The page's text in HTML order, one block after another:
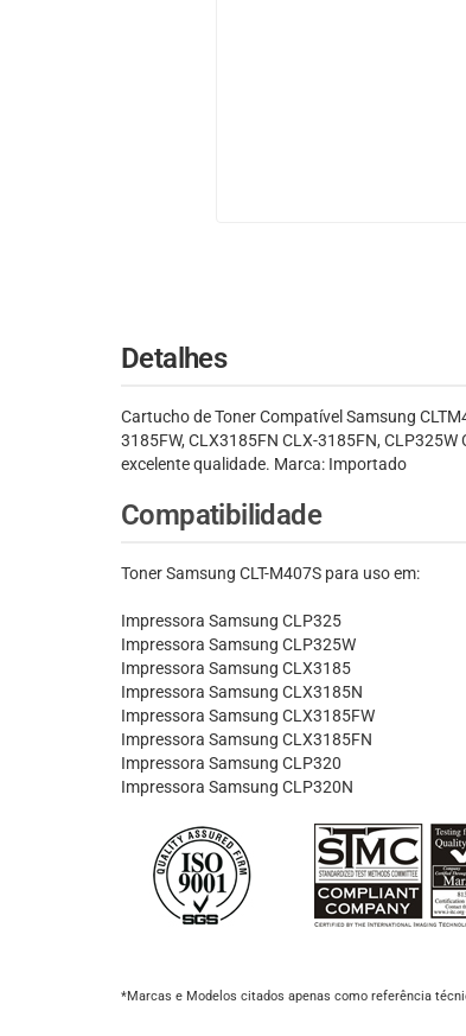
Detalhes
Cartucho de Toner Compatível Samsung
3185FW, CLX3185FN CLX-3185FN,
excelente qualidade. Marca: Importado
Compatibilidade
Toner Samsung CLT-M407S para uso em:
Impressora Samsung CLP325
Impressora Samsung CLP325W
Impressora Samsung CLX3185
Impressora Samsung CLX3185N
Impressora Samsung CLX3185FW
Impressora Samsung CLX3185FN
Impressora Samsung CLP320
Impressora Samsung CLP320N
*Marcas e Modelos citados apenas como referência